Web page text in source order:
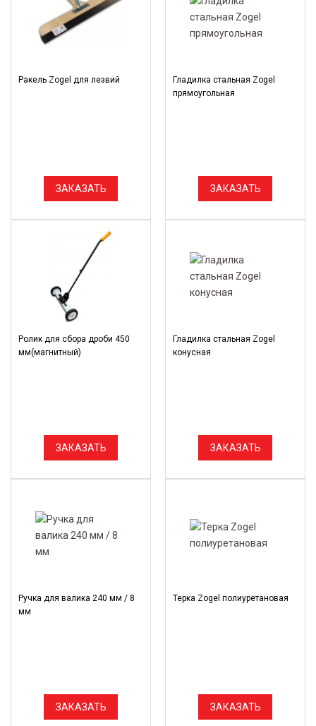
Ракель Zogel для лезвий
ЗАКАЗАТЬ
Гладилка стальная Zogel
прямоугольная
ЗАКАЗАТЬ
Ролик для сбора дроби 450
мм(магнитный)
ЗАКАЗАТЬ
Гладилка стальная Zogel
конусная
ЗАКАЗАТЬ
Ручка для валика 240 мм / 8
мм
ЗАКАЗАТЬ
Терка Zogel полиуретановая
ЗАКАЗАТЬ